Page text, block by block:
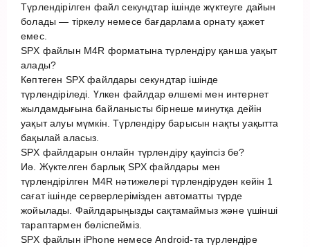
Түрлендірілген файл секундтар ішінде жүктеуге дайын
болады — тіркелу немесе бағдарлама орнату қажет
емес.
SPX файлын M4R форматына түрлендіру қанша уақыт
алады?
Көптеген SPX файлдары секундтар ішінде
түрлендіріледі. Үлкен файлдар өлшемі мен интернет
жылдамдығына байланысты бірнеше минутқа дейін
уақыт алуы мүмкін. Түрлендіру барысын нақты уақытта
бақылай аласыз.
SPX файлдарын онлайн түрлендіру қауіпсіз бе?
Иә. Жүктелген барлық SPX файлдары мен
түрлендірілген M4R нәтижелері түрлендіруден кейін 1
сағат ішінде серверлерімізден автоматты түрде
жойылады. Файлдарыңызды сақтамаймыз және үшінші
тараптармен бөліспейміз.
SPX файлын iPhone немесе Android-та түрлендіре